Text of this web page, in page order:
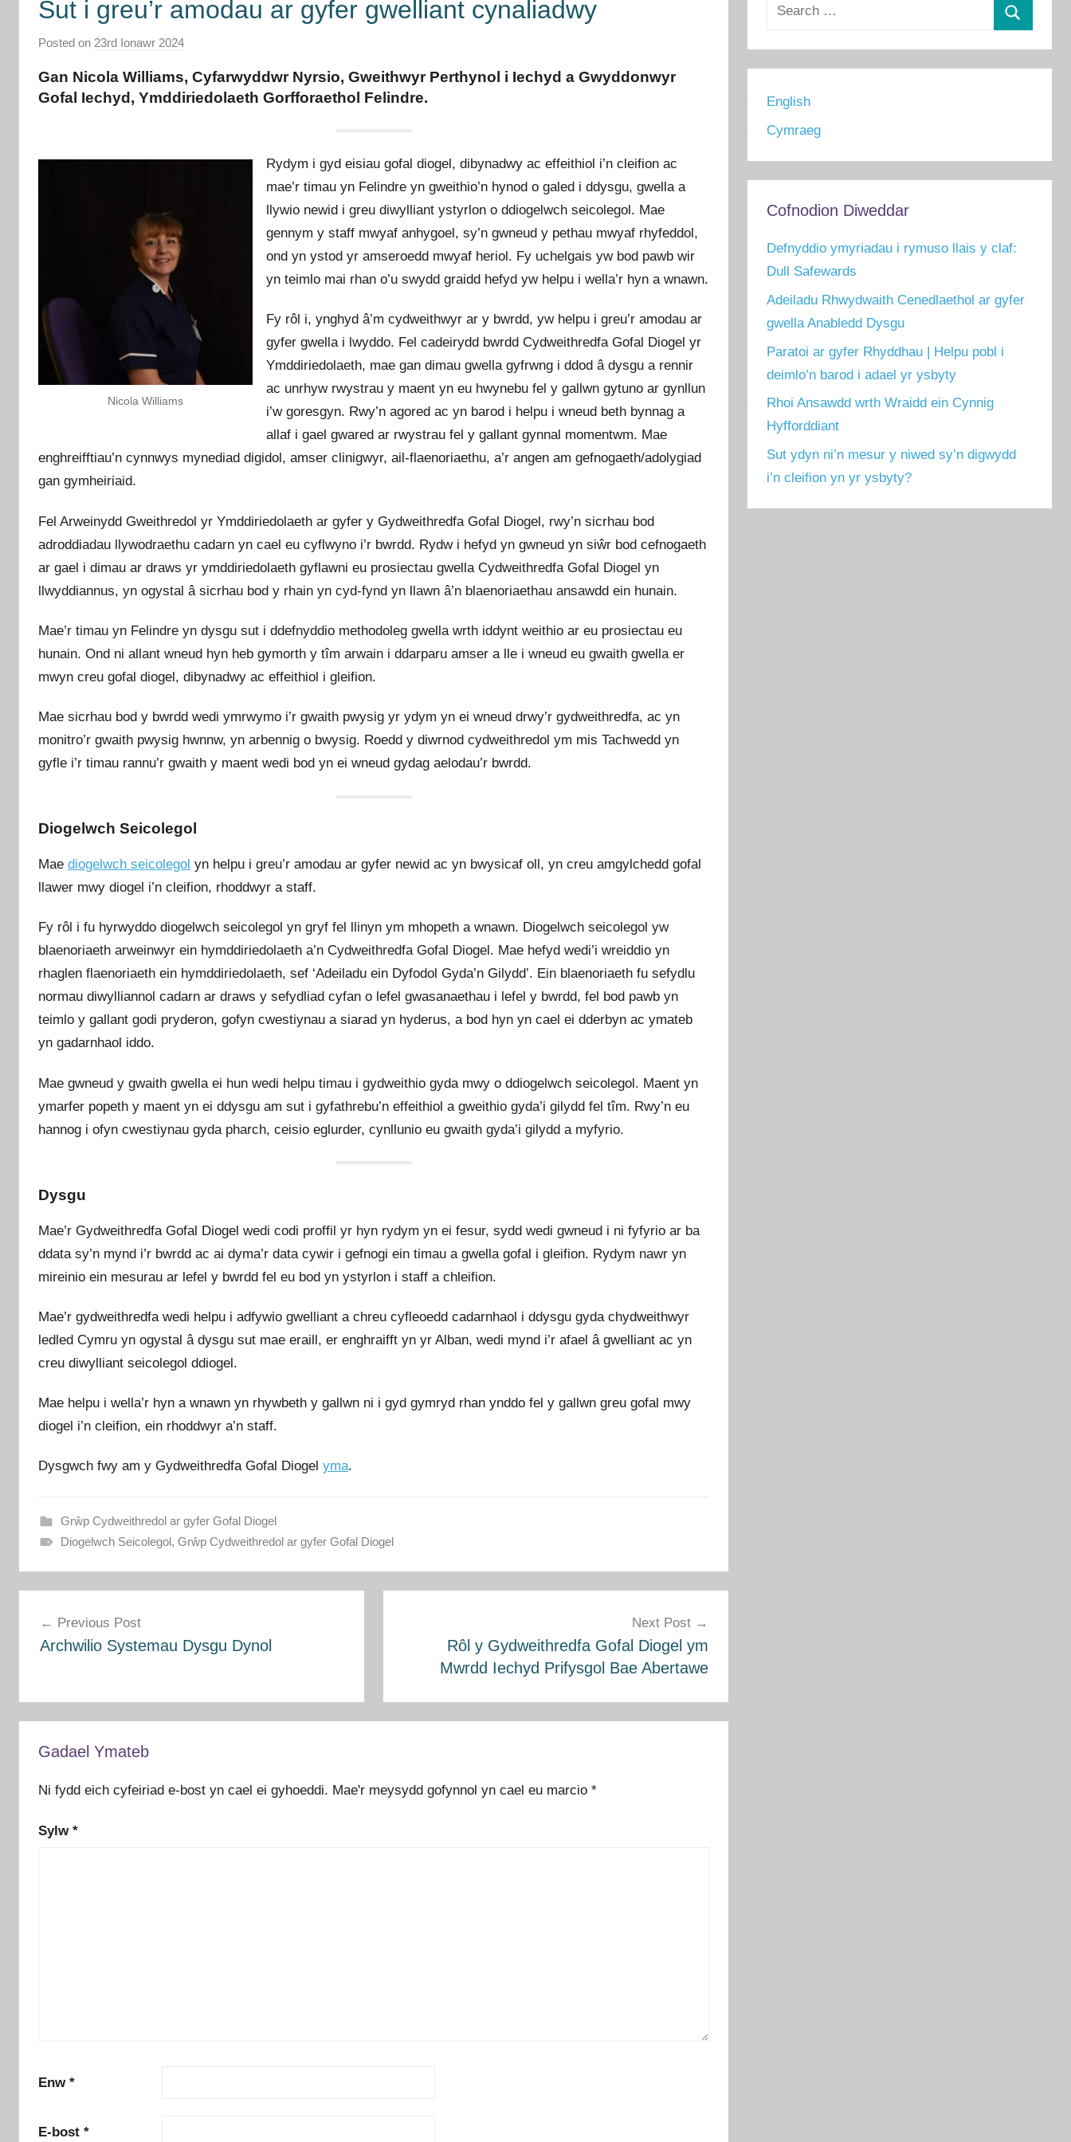
Sut i greu’r amodau ar gyfer gwelliant cynaliadwy
Posted on 23rd Ionawr 2024
I
m
C
Gan Nicola Williams, Cyfarwyddwr Nyrsio, Gweithwyr Perthynol i Iechyd a Gwyddonwyr
Gofal Iechyd, Ymddiriedolaeth Gorfforaethol Felindre.
Nicola Williams
Rydym i gyd eisiau gofal diogel, dibynadwy ac effeithiol i’n cleifion ac
mae’r timau yn Felindre yn gweithio’n hynod o galed i ddysgu, gwella a
llywio newid i greu diwylliant ystyrlon o ddiogelwch seicolegol. Mae
gennym y staff mwyaf anhygoel, sy’n gwneud y pethau mwyaf rhyfeddol,
ond yn ystod yr amseroedd mwyaf heriol. Fy uchelgais yw bod pawb wir
yn teimlo mai rhan o’u swydd graidd hefyd yw helpu i wella’r hyn a wnawn.
Fy rôl i, ynghyd â’m cydweithwyr ar y bwrdd, yw helpu i greu’r amodau ar
gyfer gwella i lwyddo. Fel cadeirydd bwrdd Cydweithredfa Gofal Diogel yr
Ymddiriedolaeth, mae gan dimau gwella gyfrwng i ddod â dysgu a rennir
ac unrhyw rwystrau y maent yn eu hwynebu fel y gallwn gytuno ar gynllun
i’w goresgyn. Rwy’n agored ac yn barod i helpu i wneud beth bynnag a
allaf i gael gwared ar rwystrau fel y gallant gynnal momentwm. Mae
enghreifftiau’n cynnwys mynediad digidol, amser clinigwyr, ail-flaenoriaethu, a’r angen am gefnogaeth/adolygiad
gan gymheiriaid.
Fel Arweinydd Gweithredol yr Ymddiriedolaeth ar gyfer y Gydweithredfa Gofal Diogel, rwy’n sicrhau bod
adroddiadau llywodraethu cadarn yn cael eu cyflwyno i’r bwrdd. Rydw i hefyd yn gwneud yn siŵr bod cefnogaeth
ar gael i dimau ar draws yr ymddiriedolaeth gyflawni eu prosiectau gwella Cydweithredfa Gofal Diogel yn
llwyddiannus, yn ogystal â sicrhau bod y rhain yn cyd-fynd yn llawn â’n blaenoriaethau ansawdd ein hunain.
Mae’r timau yn Felindre yn dysgu sut i ddefnyddio methodoleg gwella wrth iddynt weithio ar eu prosiectau eu
hunain. Ond ni allant wneud hyn heb gymorth y tîm arwain i ddarparu amser a lle i wneud eu gwaith gwella er
mwyn creu gofal diogel, dibynadwy ac effeithiol i gleifion.
Mae sicrhau bod y bwrdd wedi ymrwymo i’r gwaith pwysig yr ydym yn ei wneud drwy’r gydweithredfa, ac yn
monitro’r gwaith pwysig hwnnw, yn arbennig o bwysig. Roedd y diwrnod cydweithredol ym mis Tachwedd yn
gyfle i’r timau rannu’r gwaith y maent wedi bod yn ei wneud gydag aelodau’r bwrdd.
Diogelwch Seicolegol
Mae diogelwch seicolegol yn helpu i greu’r amodau ar gyfer newid ac yn bwysicaf oll, yn creu amgylchedd gofal
llawer mwy diogel i’n cleifion, rhoddwyr a staff.
Fy rôl i fu hyrwyddo diogelwch seicolegol yn gryf fel llinyn ym mhopeth a wnawn. Diogelwch seicolegol yw
blaenoriaeth arweinwyr ein hymddiriedolaeth a’n Cydweithredfa Gofal Diogel. Mae hefyd wedi’i wreiddio yn
rhaglen flaenoriaeth ein hymddiriedolaeth, sef ‘Adeiladu ein Dyfodol Gyda’n Gilydd’. Ein blaenoriaeth fu sefydlu
normau diwylliannol cadarn ar draws y sefydliad cyfan o lefel gwasanaethau i lefel y bwrdd, fel bod pawb yn
teimlo y gallant godi pryderon, gofyn cwestiynau a siarad yn hyderus, a bod hyn yn cael ei dderbyn ac ymateb
yn gadarnhaol iddo.
Mae gwneud y gwaith gwella ei hun wedi helpu timau i gydweithio gyda mwy o ddiogelwch seicolegol. Maent yn
ymarfer popeth y maent yn ei ddysgu am sut i gyfathrebu’n effeithiol a gweithio gyda’i gilydd fel tîm. Rwy’n eu
hannog i ofyn cwestiynau gyda pharch, ceisio eglurder, cynllunio eu gwaith gyda’i gilydd a myfyrio.
Dysgu
Mae’r Gydweithredfa Gofal Diogel wedi codi proffil yr hyn rydym yn ei fesur, sydd wedi gwneud i ni fyfyrio ar ba
ddata sy’n mynd i’r bwrdd ac ai dyma’r data cywir i gefnogi ein timau a gwella gofal i gleifion. Rydym nawr yn
mireinio ein mesurau ar lefel y bwrdd fel eu bod yn ystyrlon i staff a chleifion.
Mae’r gydweithredfa wedi helpu i adfywio gwelliant a chreu cyfleoedd cadarnhaol i ddysgu gyda chydweithwyr
ledled Cymru yn ogystal â dysgu sut mae eraill, er enghraifft yn yr Alban, wedi mynd i’r afael â gwelliant ac yn
creu diwylliant seicolegol ddiogel.
Mae helpu i wella’r hyn a wnawn yn rhywbeth y gallwn ni i gyd gymryd rhan ynddo fel y gallwn greu gofal mwy
diogel i’n cleifion, ein rhoddwyr a’n staff.
Dysgwch fwy am y Gydweithredfa Gofal Diogel yma.
Grŵp Cydweithredol ar gyfer Gofal Diogel
Diogelwch Seicolegol, Grŵp Cydweithredol ar gyfer Gofal Diogel
cofnodPrevious Post
Archwilio Systemau Dysgu Dynol
Next Post
Rôl y Gydweithredfa Gofal Diogel ym
Mwrdd Iechyd Prifysgol Bae Abertawe
Gadael Ymateb
Ni fydd eich cyfeiriad e-bost yn cael ei gyhoeddi. Mae'r meysydd gofynnol yn cael eu marcio *
Sylw *
Enw *
E-bost *
English
Cymraeg
Cofnodion Diweddar
Defnyddio ymyriadau i rymuso llais y claf:
Dull Safewards
Adeiladu Rhwydwaith Cenedlaethol ar gyfer
gwella Anabledd Dysgu
Paratoi ar gyfer Rhyddhau | Helpu pobl i
deimlo’n barod i adael yr ysbyty
Rhoi Ansawdd wrth Wraidd ein Cynnig
Hyfforddiant
Sut ydyn ni’n mesur y niwed sy’n digwydd
i’n cleifion yn yr ysbyty?